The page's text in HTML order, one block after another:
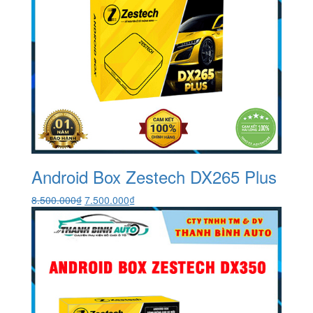
Android Box Zestech DX265 Plus
8.500.000₫ Giá
gốc
là:
8.500.000₫.
7.500.000₫Giá
hiện
tại